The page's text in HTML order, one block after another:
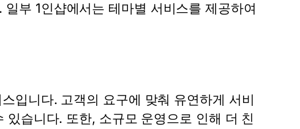
부 1인샵에서는 테마별 서비스를 제공하여
입니다. 고객의 요구에 맞춰 유연하게 서비
습니다. 또한, 소규모 운영으로 인해 더 친